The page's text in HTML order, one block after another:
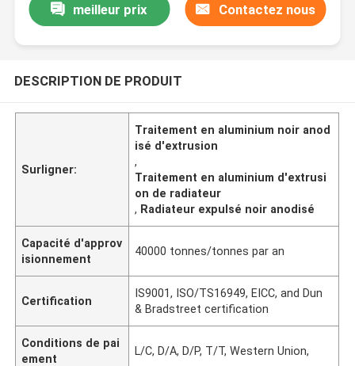
meilleur prix Contactez nous
DESCRIPTION DE PRODUIT
Surligner:
Traitement en aluminium noir anod
isé d'extrusion
,
Traitement en aluminium d'extrusi
on de radiateur
, Radiateur expulsé noir anodisé
Capacité d'approv
isionnement
40000 tonnes/tonnes par an
Certification
IS9001, ISO/TS16949, EICC, and Dun
& Bradstreet certification
Conditions de pai
ement
L/C, D/A, D/P, T/T, Western Union,